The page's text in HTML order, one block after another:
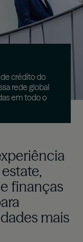
crédito do
rede global
em todo o
finanças
mais